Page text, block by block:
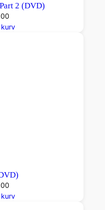
2 (DVD)